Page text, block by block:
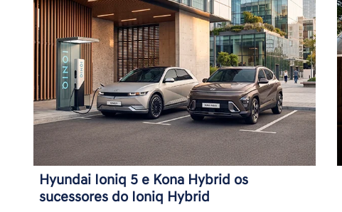
Hyundai Ioniq 5 e Kona Hybrid os
sucessores do Ioniq Hybrid